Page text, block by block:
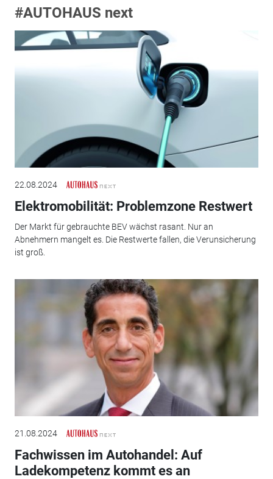
#AUTOHAUS next
22.08.2024
Elektromobilität: Problemzone Restwert
Der Markt für gebrauchte BEV wächst rasant. Nur an
Abnehmern mangelt es. Die Restwerte fallen, die Verunsicherung
ist groß.
21.08.2024
Fachwissen im Autohandel: Auf
Ladekompetenz kommt es an